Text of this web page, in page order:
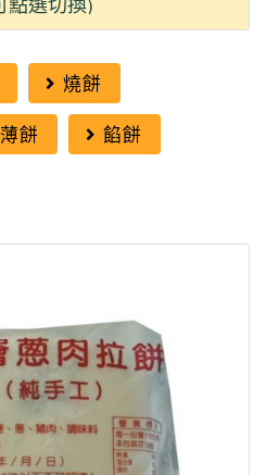
燒餅
薄餅
餡餅